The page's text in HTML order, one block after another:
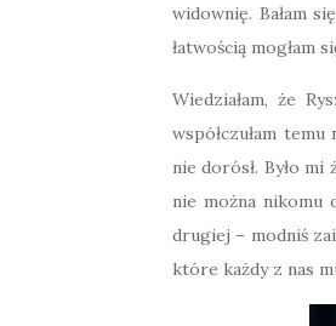
widownię. Bałam
łatwością mogłam
Wiedziałam, że
współczułam
nie dorósł. Było
nie można nikomu
drugiej – modniś
które każdy z nas